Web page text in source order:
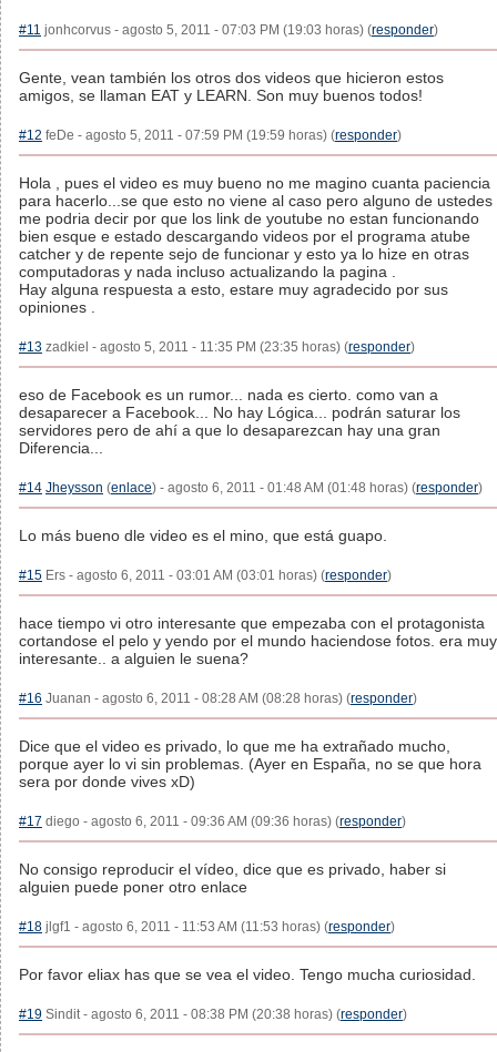
#11 jonhcorvus - agosto 5, 2011 - 07:03 PM (19:03 horas) (responder)
Gente, vean también los otros dos videos que hicieron estos
amigos, se llaman EAT y LEARN. Son muy buenos todos!
#12 feDe - agosto 5, 2011 - 07:59 PM (19:59 horas) (responder)
Hola , pues el video es muy bueno no me magino cuanta paciencia
para hacerlo...se que esto no viene al caso pero alguno de ustedes
me podria decir por que los link de youtube no estan funcionando
bien esque e estado descargando videos por el programa atube
catcher y de repente sejo de funcionar y esto ya lo hize en otras
computadoras y nada incluso actualizando la pagina .
Hay alguna respuesta a esto, estare muy agradecido por sus
opiniones .
#13 zadkiel - agosto 5, 2011 - 11:35 PM (23:35 horas) (responder)
eso de Facebook es un rumor... nada es cierto. como van a
desaparecer a Facebook... No hay Lógica... podrán saturar los
servidores pero de ahí a que lo desaparezcan hay una gran
Diferencia...
#14 Jheysson (enlace) - agosto 6, 2011 - 01:48 AM (01:48 horas) (responder)
Lo más bueno dle video es el mino, que está guapo.
#15 Ers - agosto 6, 2011 - 03:01 AM (03:01 horas) (responder)
hace tiempo vi otro interesante que empezaba con el protagonista
cortandose el pelo y yendo por el mundo haciendose fotos. era muy
interesante.. a alguien le suena?
#16 Juanan - agosto 6, 2011 - 08:28 AM (08:28 horas) (responder)
Dice que el video es privado, lo que me ha extrañado mucho,
porque ayer lo vi sin problemas. (Ayer en España, no se que hora
sera por donde vives xD)
#17 diego - agosto 6, 2011 - 09:36 AM (09:36 horas) (responder)
No consigo reproducir el vídeo, dice que es privado, haber si
alguien puede poner otro enlace
#18 jlgf1 - agosto 6, 2011 - 11:53 AM (11:53 horas) (responder)
Por favor eliax has que se vea el video. Tengo mucha curiosidad.
#19 Sindit - agosto 6, 2011 - 08:38 PM (20:38 horas) (responder)